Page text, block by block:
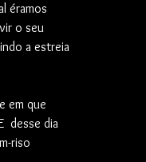
éramos
o seu
a estreia
desse dia
riso